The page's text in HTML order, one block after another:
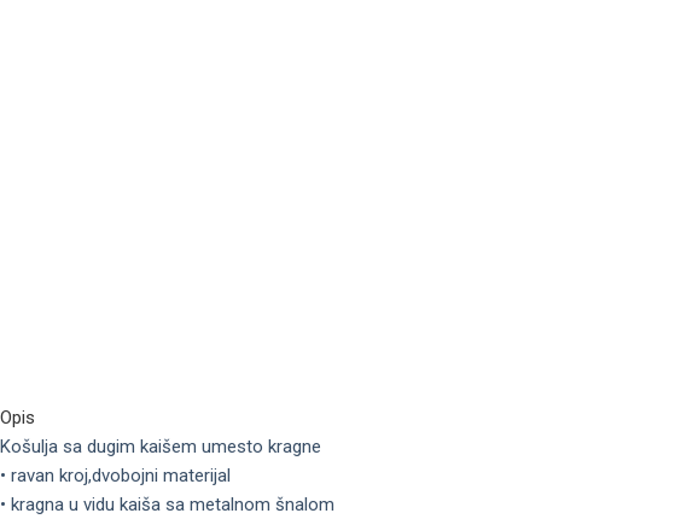
Opis
Košulja sa dugim kaišem umesto kragne
• ravan kroj,dvobojni materijal
• kragna u vidu kaiša sa metalnom šnalom